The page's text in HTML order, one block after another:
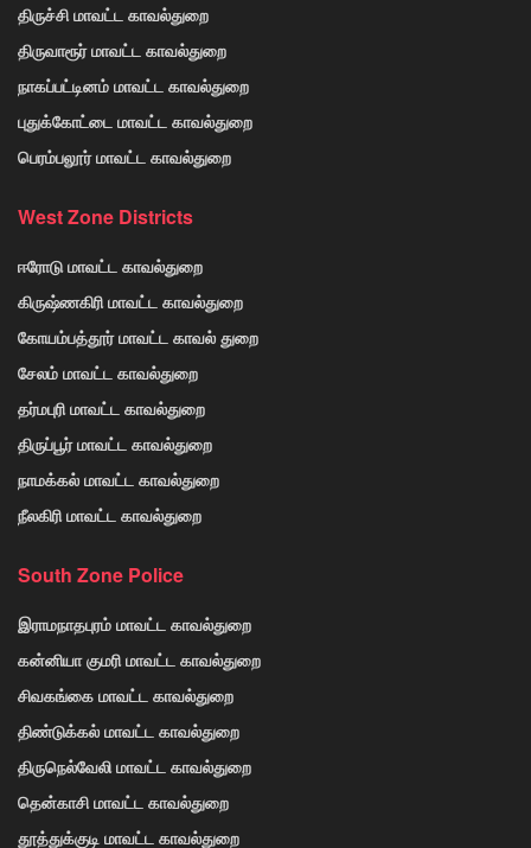
திருச்சி மாவட்ட காவல்துறை
திருவாரூர் மாவட்ட காவல்துறை
நாகப்பட்டினம் மாவட்ட காவல்துறை
புதுக்கோட்டை மாவட்ட காவல்துறை
பெரம்பலூர் மாவட்ட காவல்துறை
West Zone Districts
ஈரோடு மாவட்ட காவல்துறை
கிருஷ்ணகிரி மாவட்ட காவல்துறை
கோயம்பத்தூர் மாவட்ட காவல் துறை
சேலம் மாவட்ட காவல்துறை
தர்மபுரி மாவட்ட காவல்துறை
திருப்பூர் மாவட்ட காவல்துறை
நாமக்கல் மாவட்ட காவல்துறை
நீலகிரி மாவட்ட காவல்துறை
South Zone Police
இராமநாதபுரம் மாவட்ட காவல்துறை
கன்னியா குமரி மாவட்ட காவல்துறை
சிவகங்கை மாவட்ட காவல்துறை
திண்டுக்கல் மாவட்ட காவல்துறை
திருநெல்வேலி மாவட்ட காவல்துறை
தென்காசி மாவட்ட காவல்துறை
தூத்துக்குடி மாவட்ட காவல்துறை